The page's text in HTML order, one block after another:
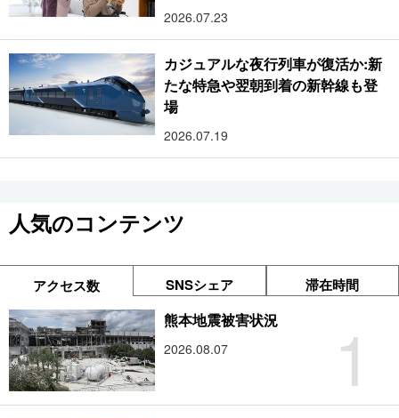
2026.07.23
カジュアルな夜行列車が復活か:新
たな特急や翌朝到着の新幹線も登
場
2026.07.19
人気のコンテンツ
アクセス数 SNSシェア 滞在時間
1
熊本地震被害状況
2026.08.07